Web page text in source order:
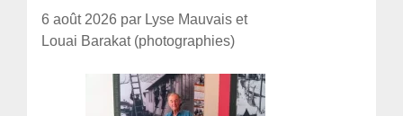
6 août 2026 par Lyse Mauvais et
Louai Barakat (photographies)